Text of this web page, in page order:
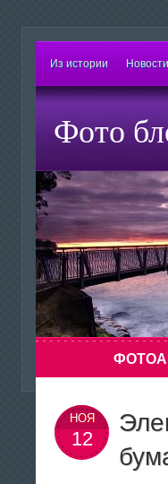
Из истории Новости
Фото
фотоснимок с
спичечного коробка с
отверстием? Конечно
набор классического
потом — для проявки
НОЯ
12